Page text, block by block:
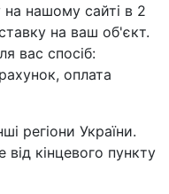
на нашому сайті в 2
на ваш об'єкт.
вас спосіб:
оплата
регіони України.
кінцевого пункту